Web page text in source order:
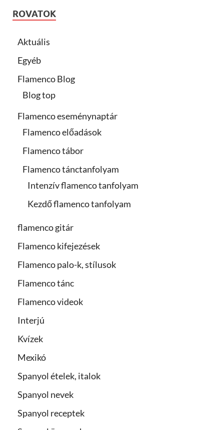
ROVATOK
Aktuális
Egyéb
Flamenco Blog
Blog top
Flamenco eseménynaptár
Flamenco előadások
Flamenco tábor
Flamenco tánctanfolyam
Intenzív flamenco tanfolyam
Kezdő flamenco tanfolyam
flamenco gitár
Flamenco kifejezések
Flamenco palo-k, stílusok
Flamenco tánc
Flamenco videok
Interjú
Kvízek
Mexikó
Spanyol ételek, italok
Spanyol nevek
Spanyol receptek